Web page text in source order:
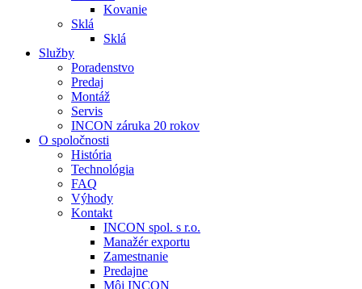
Kovanie
Sklá
Sklá
Služby
Poradenstvo
Predaj
Montáž
Servis
INCON záruka 20 rokov
O spoločnosti
História
Technológia
FAQ
Výhody
Kontakt
INCON spol. s r.o.
Manažér exportu
Zamestnanie
Predajne
Môj INCON